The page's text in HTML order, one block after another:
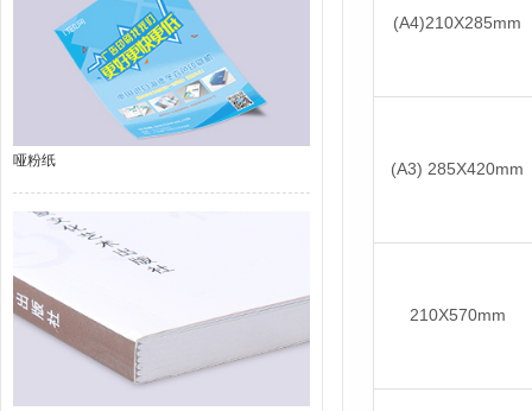
哑粉纸
(A4)210X285mm
(A3) 285X420mm
210X570mm